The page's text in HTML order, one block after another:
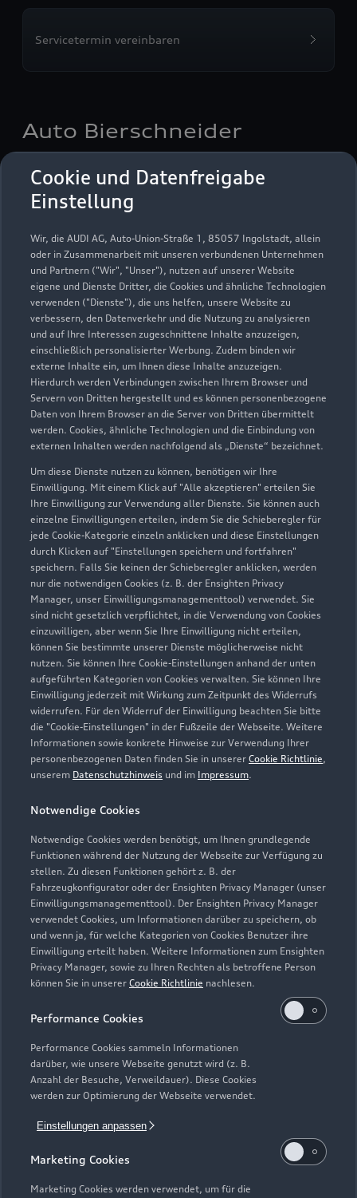
Cookie und Datenfreigabe
Einstellung
Wir, die AUDI AG, Auto-Union-Straße 1, 85057 Ingolstadt, allein
oder in Zusammenarbeit mit unseren verbundenen Unternehmen
und Partnern ("Wir", "Unser"), nutzen auf unserer Website
eigene und Dienste Dritter, die Cookies und ähnliche Technologien
verwenden ("Dienste"), die uns helfen, unsere Website zu
verbessern, den Datenverkehr und die Nutzung zu analysieren
und auf Ihre Interessen zugeschnittene Inhalte anzuzeigen,
einschließlich personalisierter Werbung. Zudem binden wir
externe Inhalte ein, um Ihnen diese Inhalte anzuzeigen.
Hierdurch werden Verbindungen zwischen Ihrem Browser und
Servern von Dritten hergestellt und es können personenbezogene
Daten von Ihrem Browser an die Server von Dritten übermittelt
werden. Cookies, ähnliche Technologien und die Einbindung von
externen Inhalten werden nachfolgend als „Dienste“ bezeichnet.
Um diese Dienste nutzen zu können, benötigen wir Ihre
Einwilligung. Mit einem Klick auf "Alle akzeptieren" erteilen Sie
Ihre Einwilligung zur Verwendung aller Dienste. Sie können auch
einzelne Einwilligungen erteilen, indem Sie die Schieberegler für
jede Cookie-Kategorie einzeln anklicken und diese Einstellungen
durch Klicken auf "Einstellungen speichern und fortfahren"
speichern. Falls Sie keinen der Schieberegler anklicken, werden
nur die notwendigen Cookies (z. B. der Ensighten Privacy
Manager, unser Einwilligungsmanagementtool) verwendet. Sie
sind nicht gesetzlich verpflichtet, in die Verwendung von Cookies
einzuwilligen, aber wenn Sie Ihre Einwilligung nicht erteilen,
können Sie bestimmte unserer Dienste möglicherweise nicht
nutzen. Sie können Ihre Cookie-Einstellungen anhand der unten
aufgeführten Kategorien von Cookies verwalten. Sie können Ihre
Einwilligung jederzeit mit Wirkung zum Zeitpunkt des Widerrufs
widerrufen. Für den Widerruf der Einwilligung beachten Sie bitte
die "Cookie-Einstellungen" in der Fußzeile der Webseite. Weitere
Informationen sowie konkrete Hinweise zur Verwendung Ihrer
personenbezogenen Daten finden Sie in unserer Cookie Richtlinie,
unserem Datenschutzhinweis und im Impressum.
Notwendige Cookies
Notwendige Cookies werden benötigt, um Ihnen grundlegende
Funktionen während der Nutzung der Webseite zur Verfügung zu
stellen. Zu diesen Funktionen gehört z. B. der
Fahrzeugkonfigurator oder der Ensighten Privacy Manager (unser
Einwilligungsmanagementtool). Der Ensighten Privacy Manager
verwendet Cookies, um Informationen darüber zu speichern, ob
und wenn ja, für welche Kategorien von Cookies Benutzer ihre
Einwilligung erteilt haben. Weitere Informationen zum Ensighten
Privacy Manager, sowie zu Ihren Rechten als betroffene Person
können Sie in unserer Cookie Richtlinie nachlesen.
Performance Cookies
Performance Cookies sammeln Informationen
darüber, wie unsere Webseite genutzt wird (z. B.
Anzahl der Besuche, Verweildauer). Diese Cookies
werden zur Optimierung der Webseite verwendet.
Einstellungen anpassen
Marketing Cookies
Marketing Cookies werden verwendet, um für die
Servicetermin vereinbaren
Auto Bierschneider
Sulzweg 2
92360 Mühlhausen
09185 94000
info.mue@bierschneider.de
Kontaktdaten herunterladen
Öffnungszeiten
Verkauf
Geschlossen, öffnet am Montag 08:30
Service
Geschlossen,öffnet amMontag 07:00
Schautag
Geschlossen,öffnet am Sonntag 13:00
Zurück nach oben
Modelle
Elektromodelle
Plug-in-Hybride
Neuwagensuche
Gebrauchtwagensuche
Service & Zubehör
Saisonale Angebote
Audi Services
Garantie
Audi digital services
Support
Über Audi
Unternehmen